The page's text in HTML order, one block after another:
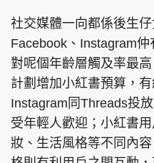
Copyright © 東周網 版權
©Eastweek.com.hk. All
社交媒體一向都係後生仔
Facebook、Instagram
對呢個年齡層觸及率最
計劃增加小紅書預算，
Instagram同Threads投
受年輕人歡迎；小紅書
妝、生活風格等不同內